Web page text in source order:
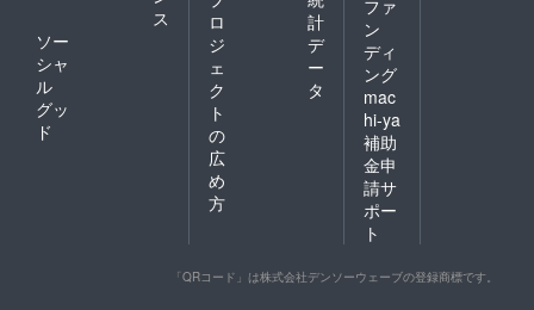
ス
ソー
シャ
ル
グッ
ド
ロ
ジ
ェ
ク
ト
の
広
め
方
計
デ
ー
タ
ファ
ン
ディ
ング
mac
hi-ya
補助
金申
請サ
ポー
ト
「QRコード」は株式会社デンソーウェーブの登録商標です。